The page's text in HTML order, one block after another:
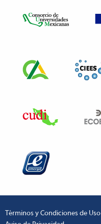
Términos y Condiciones de Uso